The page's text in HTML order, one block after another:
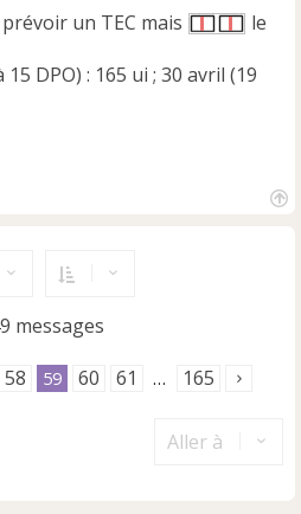
un TEC mais
le
DPO) : 165 ui ; 30 avril (19
messages
58 59 60 61 … 165
Aller à